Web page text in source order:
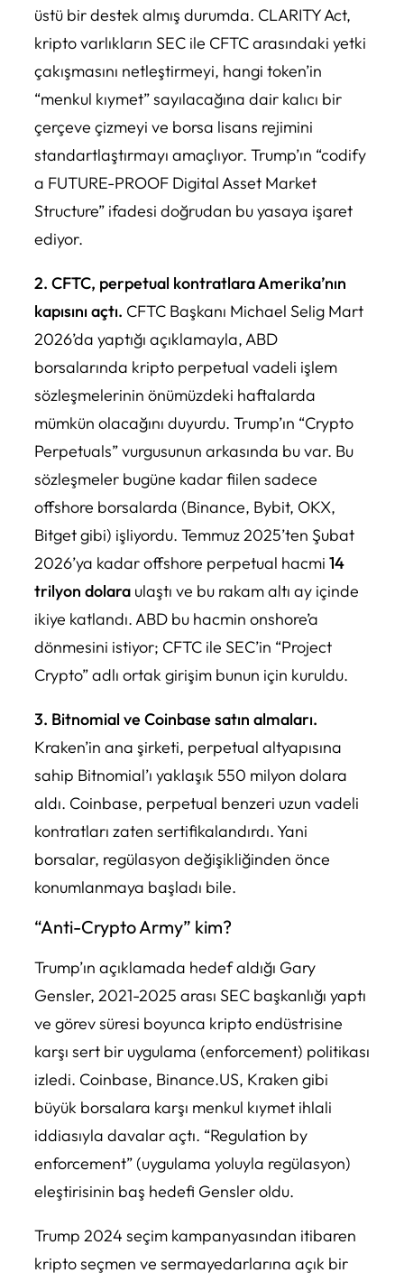
üstü bir destek almış durumda. CLARITY Act,
kripto varlıkların SEC ile CFTC arasındaki yetki
çakışmasını netleştirmeyi, hangi token’in
“menkul kıymet” sayılacağına dair kalıcı bir
çerçeve çizmeyi ve borsa lisans rejimini
standartlaştırmayı amaçlıyor. Trump’ın “codify
a FUTURE-PROOF Digital Asset Market
Structure” ifadesi doğrudan bu yasaya işaret
ediyor.
2. CFTC, perpetual kontratlara Amerika’nın
kapısını açtı. CFTC Başkanı Michael Selig Mart
2026’da yaptığı açıklamayla, ABD
borsalarında kripto perpetual vadeli işlem
sözleşmelerinin önümüzdeki haftalarda
mümkün olacağını duyurdu. Trump’ın “Crypto
Perpetuals” vurgusunun arkasında bu var. Bu
sözleşmeler bugüne kadar fiilen sadece
offshore borsalarda (Binance, Bybit, OKX,
Bitget gibi) işliyordu. Temmuz 2025’ten Şubat
2026’ya kadar offshore perpetual hacmi 14
trilyon dolara ulaştı ve bu rakam altı ay içinde
ikiye katlandı. ABD bu hacmin onshore’a
dönmesini istiyor; CFTC ile SEC’in “Project
Crypto” adlı ortak girişim bunun için kuruldu.
3. Bitnomial ve Coinbase satın almaları.
Kraken’in ana şirketi, perpetual altyapısına
sahip Bitnomial’ı yaklaşık 550 milyon dolara
aldı. Coinbase, perpetual benzeri uzun vadeli
kontratları zaten sertifikalandırdı. Yani
borsalar, regülasyon değişikliğinden önce
konumlanmaya başladı bile.
“Anti-Crypto Army” kim?
Trump’ın açıklamada hedef aldığı Gary
Gensler, 2021-2025 arası SEC başkanlığı yaptı
ve görev süresi boyunca kripto endüstrisine
karşı sert bir uygulama (enforcement) politikası
izledi. Coinbase, Binance.US, Kraken gibi
büyük borsalara karşı menkul kıymet ihlali
iddiasıyla davalar açtı. “Regulation by
enforcement” (uygulama yoluyla regülasyon)
eleştirisinin baş hedefi Gensler oldu.
Trump 2024 seçim kampanyasından itibaren
kripto seçmen ve sermayedarlarına açık bir